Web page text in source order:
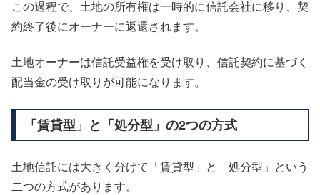
この過程で、土地の所有権は一時的に信託会社に移り、契
約終了後にオーナーに返還されます。
土地オーナーは信託受益権を受け取り、信託契約に基づく
配当金の受け取りが可能になります。
「賃貸型」と「処分型」の2つの方式
土地信託には大きく分けて「賃貸型」と「処分型」という
二つの方式があります。